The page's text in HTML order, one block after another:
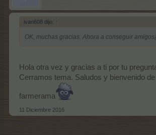
ivan608 dijo: ↑
OK, muchas gracias. Ahora a conseguir amigos¡
Hola otra vez y gracias a ti por tu
Cerramos tema. Saludos y bienvenido
farmerama
11 Diciembre 2016